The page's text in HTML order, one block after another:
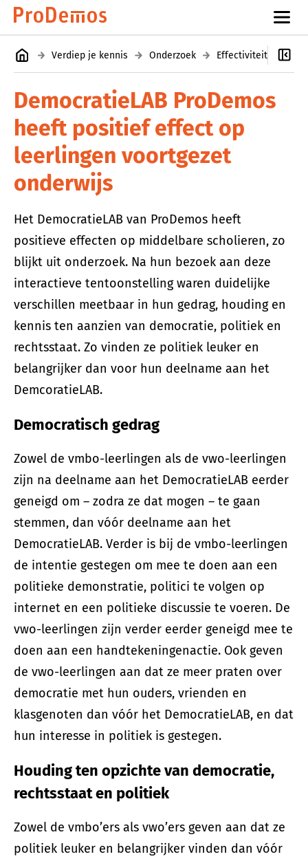
Verdiep je kennis Onderzoek Effectiviteit van ons
DemocratieLAB ProDemos
heeft positief effect op
leerlingen voortgezet
onderwijs
Het DemocratieLAB van ProDemos heeft
positieve effecten op middelbare scholieren, zo
blijkt uit onderzoek. Na hun bezoek aan deze
interactieve tentoonstelling waren duidelijke
verschillen meetbaar in hun gedrag, houding en
kennis ten aanzien van democratie, politiek en
rechtsstaat. Zo vinden ze politiek leuker en
belangrijker dan voor hun deelname aan het
DemcoratieLAB.
Democratisch gedrag
Zowel de vmbo-leerlingen als de vwo-leerlingen
zijn na deelname aan het DemocratieLAB eerder
geneigd om – zodra ze dat mogen – te gaan
stemmen, dan vóór deelname aan het
DemocratieLAB. Verder is bij de vmbo-leerlingen
de intentie gestegen om mee te doen aan een
politieke demonstratie, politici te volgen op
internet en een politieke discussie te voeren. De
vwo-leerlingen zijn verder eerder geneigd mee te
doen aan een handtekeningenactie. Ook geven
de vwo-leerlingen aan dat ze meer praten over
democratie met hun ouders, vrienden en
klasgenoten dan vóór het DemocratieLAB, en dat
hun interesse in politiek is gestegen.
Houding ten opzichte van democratie,
rechtsstaat en politiek
Zowel de vmbo’ers als vwo’ers geven aan dat ze
politiek leuker en belangrijker vinden dan vóór